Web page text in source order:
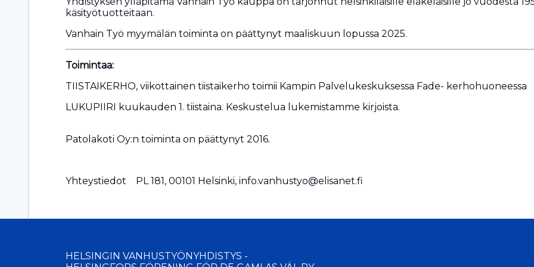
käsityötuotteitaan.
Vanhain Työ myymälän toiminta on päättynyt maaliskuun lopussa 2025.
Toimintaa:
TIISTAIKERHO, viikottainen tiistaikerho toimii Kampin Palvelukeskuksessa Fade- kerhohuoneessa
LUKUPIIRI kuukauden 1. tiistaina. Keskustelua lukemistamme kirjoista.
Patolakoti Oy:n toiminta on päättynyt 2016.
Yhteystiedot PL 181, 00101 Helsinki, info.vanhustyo@elisanet.fi
HELSINGIN VANHUSTYÖNYHDISTYS -